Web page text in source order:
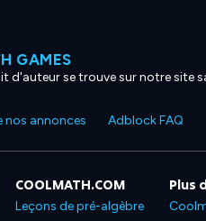
GAMES
se trouve sur notre site
nos annonces Adblock FAQ
COOLMATH.COM
Leçons de pré-algèbre
Plus